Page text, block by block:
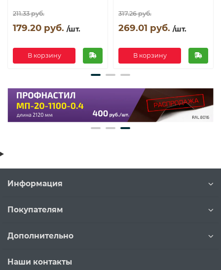
211.33 руб.
179.20 руб. /шт.
В корзину
317.26 руб.
269.01 руб. /шт.
В корзину
Информация
Покупателям
Дополнительно
Наши контакты